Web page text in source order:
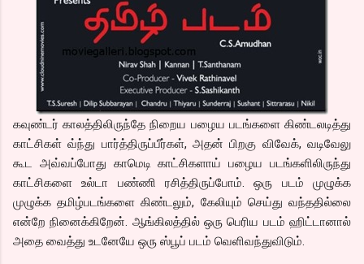
கவுண்டர் காலத்திலிருந்தே நிறைய பழைய படங்களை கிண்டலடித்து
காட்சிகள் வ்ந்து பார்த்திருப்பீர்கள், அதன் பிறகு விவேக், வடிவேலு
கூட அவ்வப்போது காமெடி காட்சிகளாய் பழைய படங்களிலிருந்து
காட்சிகளை உல்டா பண்ணி ரசித்திருப்போம். ஒரு படம் முழுக்க
முழுக்க தமிழ்படங்களை கிண்டலும், கேலியும் செய்து வந்ததில்லை
என்றே நினைக்கிறேன். ஆங்கிலத்தில் ஒரு பெரிய படம் ஹிட்டானால்
அதை வைத்து உடனேயே ஒரு ஸ்பூப் படம் வெளிவந்துவிடும்.